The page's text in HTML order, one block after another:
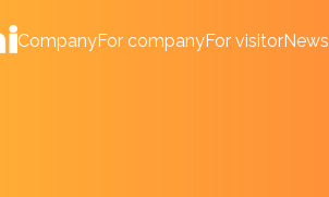
CompanyFor companyFor visitorNews